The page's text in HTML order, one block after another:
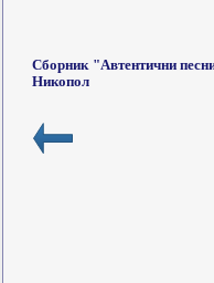
Сборник "Автентични
Никопол